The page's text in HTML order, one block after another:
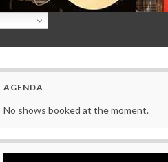
AGENDA
No shows booked at the moment.